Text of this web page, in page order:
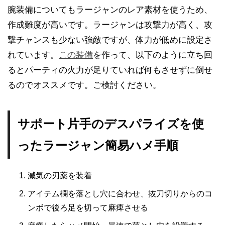
腕装備についてもラージャンのレア素材を使うため、
作成難度が高いです。ラージャンは攻撃力が高く、攻
撃チャンスも少ない強敵ですが、体力が低めに設定さ
れています。
この装備を作って、以下のように立ち回
るとパーティの火力が足りていれば何もさせずに倒せ
るのでオススメです。ご検討ください。
サポート片手のデスパライズを使
ったラージャン簡易ハメ手順
減気の刃薬を装着
アイテム欄を落とし穴に合わせ、抜刀切りからのコ
ンボで後ろ足を切って麻痺させる